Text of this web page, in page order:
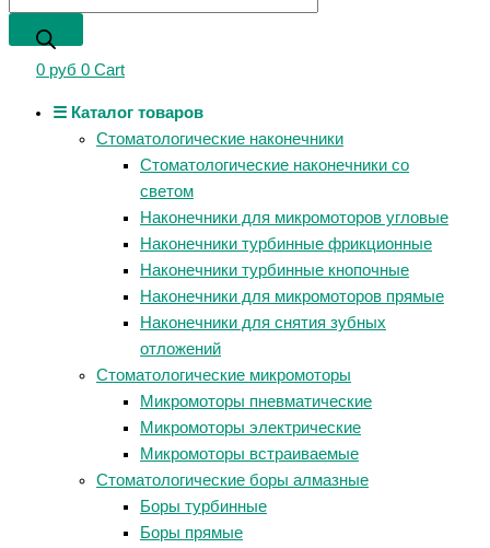
0 руб 0 Cart
☰ Каталог товаров
Стоматологические наконечники
Стоматологические наконечники со
светом
Наконечники для микромоторов угловые
Наконечники турбинные фрикционные
Наконечники турбинные кнопочные
Наконечники для микромоторов прямые
Наконечники для снятия зубных
отложений
Стоматологические микромоторы
Микромоторы пневматические
Микромоторы электрические
Микромоторы встраиваемые
Стоматологические боры алмазные
Боры турбинные
Боры прямые